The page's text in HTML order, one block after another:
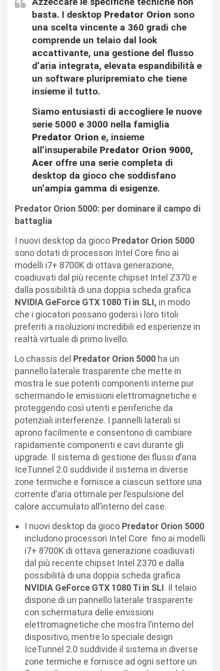
basta. I desktop Predator Orion sono
una scelta vincente a 360 gradi che
comprende un telaio dal look
accattivante, una gestione del flusso
d’aria integrata, elevata espandibilità e
un software pluripremiato che tiene
insieme il tutto.
Siamo entusiasti di accogliere le nuove
serie 5000 e 3000 nella famiglia
Predator Orion e, insieme
all’insuperabile Predator Orion 9000,
Acer offre una serie completa di
desktop da gioco che soddisfano
un’ampia gamma di esigenze.
Predator Orion 5000: per dominare il campo di
battaglia
I nuovi desktop da gioco Predator Orion 5000
sono dotati di processori Intel Core fino ai
modelli i7+ 8700K di ottava generazione,
coadiuvati dal più recente chipset Intel Z370 e
dalla possibilità di una doppia scheda grafica
NVIDIA GeForce GTX 1080 Ti in SLI, in modo
che i giocatori possano godersi i loro titoli
preferiti a risoluzioni incredibili ed esperienze in
realtà virtuale di primo livello.
Lo chassis del Predator Orion 5000 ha un
pannello laterale trasparente che mette in
mostra le sue potenti componenti interne pur
schermando le emissioni elettromagnetiche e
proteggendo così utenti e periferiche da
potenziali interferenze. I pannelli laterali si
aprono facilmente e consentono di cambiare
rapidamente componenti e cavi durante gli
upgrade. Il sistema di gestione dei flussi d’aria
IceTunnel 2.0 suddivide il sistema in diverse
zone termiche e fornisce a ciascun settore una
corrente d’aria ottimale per l’espulsione del
calore accumulato all’interno del case.
I nuovi desktop da gioco Predator Orion 5000
includono processori Intel Core fino ai modelli
i7+ 8700K di ottava generazione coadiuvati
dal più recente chipset Intel Z370 e dalla
possibilità di una doppia scheda grafica
NVIDIA GeForce GTX 1080 Ti in SLI. Il telaio
dispone di un pannello laterale trasparente
con schermatura delle emissioni
elettromagnetiche che mostra l’interno del
dispositivo, mentre lo speciale design
IceTunnel 2.0 suddivide il sistema in diverse
zone termiche e fornisce ad ogni settore un